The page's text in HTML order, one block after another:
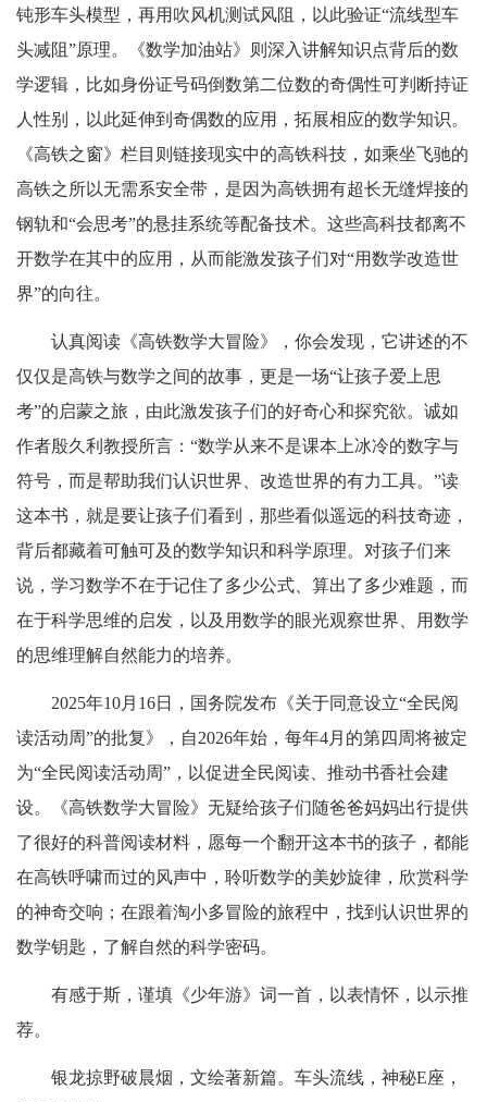
钝形车头模型，再用吹风机测试风阻，以此验证“流线型车
头减阻”原理。《数学加油站》则深入讲解知识点背后的数
学逻辑，比如身份证号码倒数第二位数的奇偶性可判断持证
人性别，以此延伸到奇偶数的应用，拓展相应的数学知识。
《高铁之窗》栏目则链接现实中的高铁科技，如乘坐飞驰的
高铁之所以无需系安全带，是因为高铁拥有超长无缝焊接的
钢轨和“会思考”的悬挂系统等配备技术。这些高科技都离不
开数学在其中的应用，从而能激发孩子们对“用数学改造世
界”的向往。
认真阅读《高铁数学大冒险》，你会发现，它讲述的不
仅仅是高铁与数学之间的故事，更是一场“让孩子爱上思
考”的启蒙之旅，由此激发孩子们的好奇心和探究欲。诚如
作者殷久利教授所言：“数学从来不是课本上冰冷的数字与
符号，而是帮助我们认识世界、改造世界的有力工具。”读
这本书，就是要让孩子们看到，那些看似遥远的科技奇迹，
背后都藏着可触可及的数学知识和科学原理。对孩子们来
说，学习数学不在于记住了多少公式、算出了多少难题，而
在于科学思维的启发，以及用数学的眼光观察世界、用数学
的思维理解自然能力的培养。
2025年10月16日，国务院发布《关于同意设立“全民阅
读活动周”的批复》，自2026年始，每年4月的第四周将被定
为“全民阅读活动周”，以促进全民阅读、推动书香社会建
设。《高铁数学大冒险》无疑给孩子们随爸爸妈妈出行提供
了很好的科普阅读材料，愿每一个翻开这本书的孩子，都能
在高铁呼啸而过的风声中，聆听数学的美妙旋律，欣赏科学
的神奇交响；在跟着淘小多冒险的旅程中，找到认识世界的
数学钥匙，了解自然的科学密码。
有感于斯，谨填《少年游》词一首，以表情怀，以示推
荐。
银龙掠野破晨烟，文绘著新篇。车头流线，神秘E座，